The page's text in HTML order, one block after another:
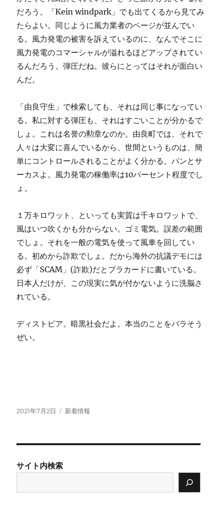
だろう。「Kein windpark」でも出てくるから見てみ
たらよい。同じように風力業者のページが並んでい
る。風力発電の被害を訴えているのに、なんでそこに
風力発電のコマーシャルが溢れるほどアップされてい
るんだろう。弾圧だね。彼らにとってはそれが面白い
んだ。
「由良守生」で検索しても、それは同じ事になってい
る。私に対する弾圧も、それはすごいことが分かるで
しょ。これは名誉の勲章なのか。由良町では、それで
人々は大変に喜んでいるから、世間というものは、簡
単にコントロールされることがよく分かる。パンとサ
ーカスよ。風力発電の稼働率は10パーセント程度でし
ょ。
１万キロワット、といっても実質は千キロワットで、
風はいつ吹くかも分からない。ゴミ電気。誤差の範囲
でしょ。それを一般の電気を使って風車を回してい
る。初めから詐欺でしょ。だから海外の抗議デモには
必ず「SCAM」(詐欺)だとプラカードに書いている。
日本人だけが、この現実に気が付かないように洗脳さ
れている。
ディストピア。暗黒社会だよ。本当のことをバラそう
ぜい。
投
2021年7月2日
カ
新着情報
サイト内検索